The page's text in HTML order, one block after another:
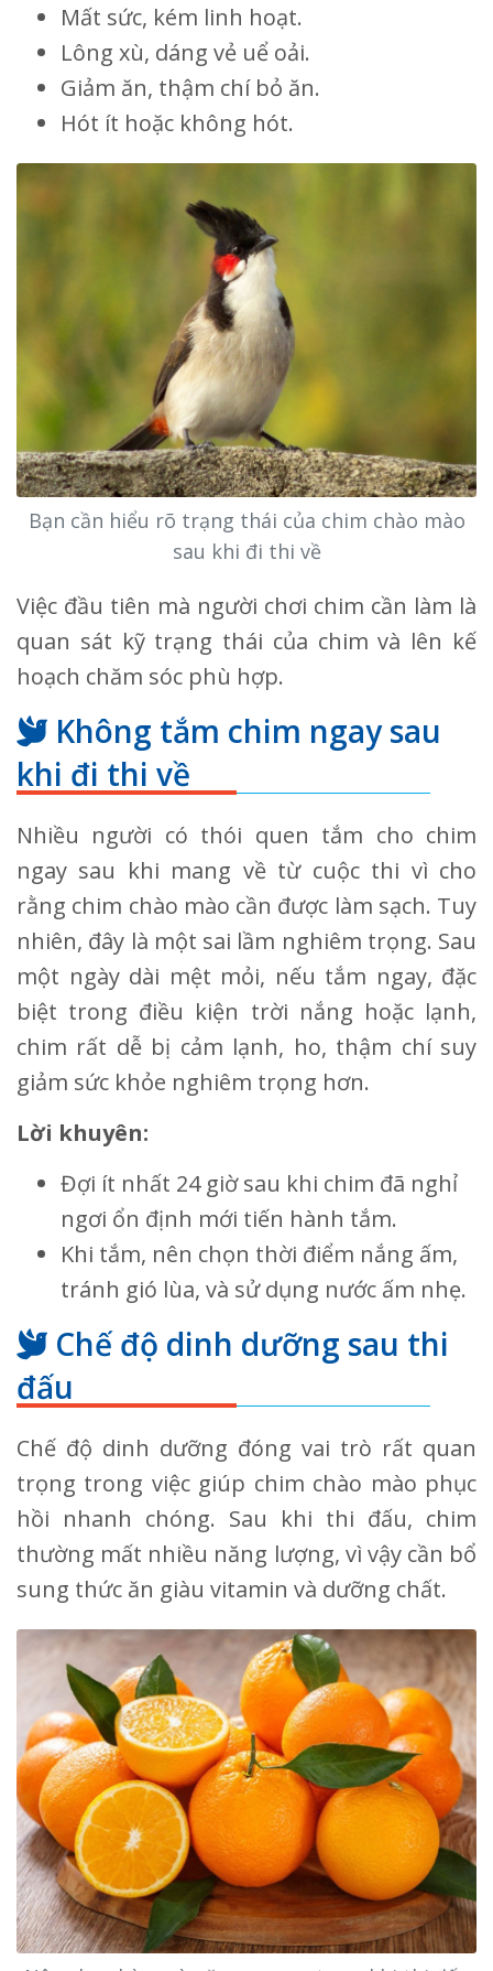
Mất sức, kém linh hoạt.
Lông xù, dáng vẻ uể oải.
Giảm ăn, thậm chí bỏ ăn.
Hót ít hoặc không hót.
Bạn cần hiểu rõ trạng thái của chim chào mào
sau khi đi thi về
Việc đầu tiên mà người chơi chim cần làm là
quan sát kỹ trạng thái của chim và lên kế
hoạch chăm sóc phù hợp.
Không tắm chim ngay sau
khi đi thi về
Nhiều người có thói quen tắm cho chim
ngay sau khi mang về từ cuộc thi vì cho
rằng chim chào mào cần được làm sạch. Tuy
nhiên, đây là một sai lầm nghiêm trọng. Sau
một ngày dài mệt mỏi, nếu tắm ngay, đặc
biệt trong điều kiện trời nắng hoặc lạnh,
chim rất dễ bị cảm lạnh, ho, thậm chí suy
giảm sức khỏe nghiêm trọng hơn.
Lời khuyên:
Đợi ít nhất 24 giờ sau khi chim đã nghỉ
ngơi ổn định mới tiến hành tắm.
Khi tắm, nên chọn thời điểm nắng ấm,
tránh gió lùa, và sử dụng nước ấm nhẹ.
Chế độ dinh dưỡng sau thi
đấu
Chế độ dinh dưỡng đóng vai trò rất quan
trọng trong việc giúp chim chào mào phục
hồi nhanh chóng. Sau khi thi đấu, chim
thường mất nhiều năng lượng, vì vậy cần bổ
sung thức ăn giàu vitamin và dưỡng chất.